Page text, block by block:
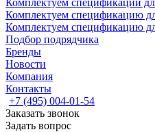
Комплектуем спецификации
Комплектуем спецификацию
Комплектуем спецификацию
Подбор подрядчика
Бренды
Новости
Компания
Контакты
+7 (495) 004-01-54
Заказать звонок
Задать вопрос